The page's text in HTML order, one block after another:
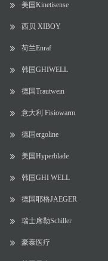
美国Kinetisense
西贝 XIBOY
荷兰Enraf
韩国GHIWELL
德国Trautwein
意大利 Fisiowarm
德国ergoline
美国Hyperblade
韩国GHI WELL
德国耶格JAEGER
瑞士席勒Schiller
豪泰医疗